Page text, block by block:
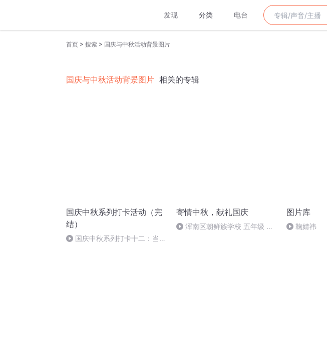
发现 分类 电台
首页 > 搜索 > 国庆与中秋活动背景图片
国庆与中秋活动背景图片 相关的专辑
国庆中秋系列打卡活动（完
结）
国庆中秋系列打卡十二：当阳
寄情中秋，献礼国庆
浑南区朝鲜族学校 五年级 孙
图片库
鞠婧祎